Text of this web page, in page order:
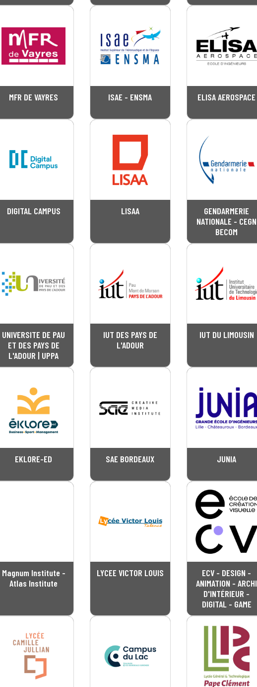
MFR DE VAYRES ISAE - ENSMA ELISA AEROSPACE
DIGITAL CAMPUS LISAA
GENDARMERIE
NATIONALE - CEGN
BECOM
UNIVERSITE DE PAU
ET DES PAYS DE
L'ADOUR | UPPA
IUT DES PAYS DE
L'ADOUR
IUT DU LIMOUSIN
EKLORE-ED SAE BORDEAUX JUNIA
Magnum Institute -
Atlas Institute
LYCEE VICTOR LOUIS
ECV - DESIGN -
ANIMATION - ARCHI
D'INTÉRIEUR -
DIGITAL - GAME